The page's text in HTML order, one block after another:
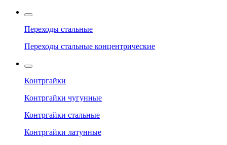
Переходы стальные
Переходы стальные концентрические
Контргайки
Контргайки чугунные
Контргайки стальные
Контргайки латунные